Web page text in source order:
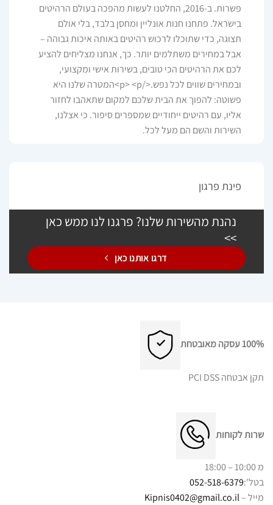
פשרות. ב-2016, החלטנו לעשות מהפכה בעולם הרהיטים
בישראל. פתחנו חנות אונליין ומחסן בלבד, בלי אולם
תצוגה, כדי שתוכלו לרכוש רהיטים באותה איכות גבוהה –
אבל במחירים משתלמים יותר. כך, אנחנו מצליחים להציע
לכם את הרהיטים הכי טובים, בשירות אישי ומקצועי,
ובמחירים שווים לכל נפש.</p> <p>המטרה שלנו היא
פשוטה: להפוך את הבית שלכם למקום שתאהבו לחזור
אליו, עם רהיטים ייחודיים שמספרים סיפור. כי אצלנו,
השירות והשם הם מעל לכל.
פינת פרגון
נהנת מהשירות שלנו? פרגנו לנו ממש כאן
>>
דרגו אותנו כאן
100% עסקה מאובטחת
תקן אבטחה PCI DSS
שרות לקוחות
מ 10:00 – 18:00
בטל':052-518-6379
מייל –Kipnis0402@gmail.co.il